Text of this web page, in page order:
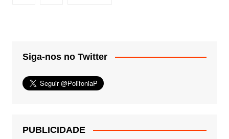
Siga-nos no Twitter
PUBLICIDADE